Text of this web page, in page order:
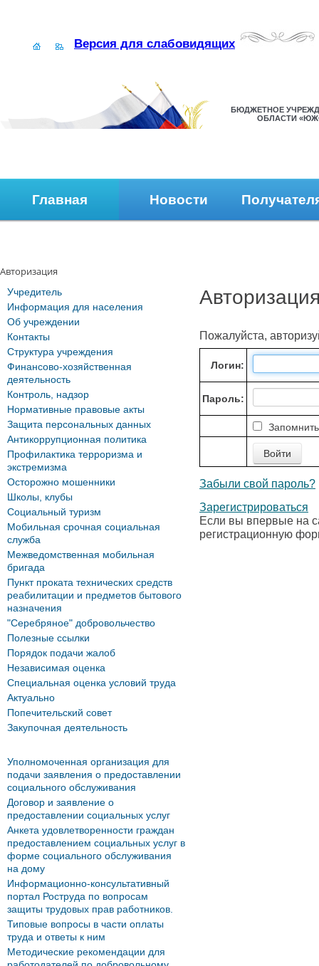
Версия для слабовидящих
БЮДЖЕТНОЕ
ОБЛАСТИ
Главная Новости
Авторизация
Пожалуйста,
Логин:
Пароль:
Забыли свой пароль?
Зарегистрироваться
Если вы впервые на
регистрационную
Учредитель
Информация для населения
Об учреждении
Контакты
Структура учреждения
Финансово-хозяйственная
деятельность
Контроль, надзор
Нормативные правовые акты
Защита персональных данных
Антикоррупционная политика
Профилактика терроризма и
экстремизма
Осторожно мошенники
Школы, клубы
Социальный туризм
Мобильная срочная социальная
служба
Межведомственная мобильная
бригада
Пункт проката технических средств
реабилитации и предметов бытового
назначения
"Серебряное" добровольчество
Полезные ссылки
Порядок подачи жалоб
Независимая оценка
Специальная оценка условий труда
Актуально
Попечительский совет
Закупочная деятельность
Уполномоченная организация для
подачи заявления о предоставлении
социального обслуживания
Договор и заявление о
предоставлении социальных услуг
Анкета удовлетворенности граждан
предоставлением социальных услуг в
форме социального обслуживания
на дому
Информационно-консультативный
портал Роструда по вопросам
защиты трудовых прав работников.
Типовые вопросы в части оплаты
труда и ответы к ним
Методические рекомендации для